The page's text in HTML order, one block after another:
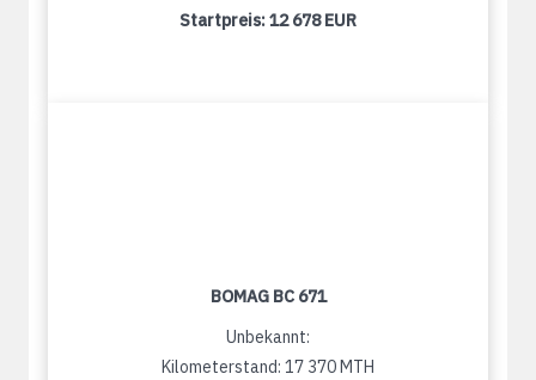
Startpreis:12 678 EUR
BOMAG BC 671
Unbekannt:
Kilometerstand: 17 370 MTH